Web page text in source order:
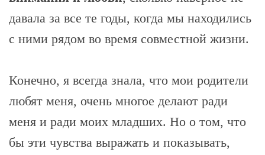
давала за все те годы, когда мы находились
с ними рядом во время совместной жизни.
Конечно, я всегда знала, что мои родители
любят меня, очень многое делают ради
меня и ради моих младших. Но о том, что
бы эти чувства выражать и показывать,